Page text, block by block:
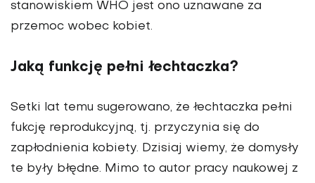
stanowiskiem WHO jest ono uznawane za
przemoc wobec kobiet.
Jaką funkcję pełni łechtaczka?
Setki lat temu sugerowano, że łechtaczka pełni
fukcję reprodukcyjną, tj. przyczynia się do
zapłodnienia kobiety. Dzisiaj wiemy, że domysły
te były błędne. Mimo to autor pracy naukowej z